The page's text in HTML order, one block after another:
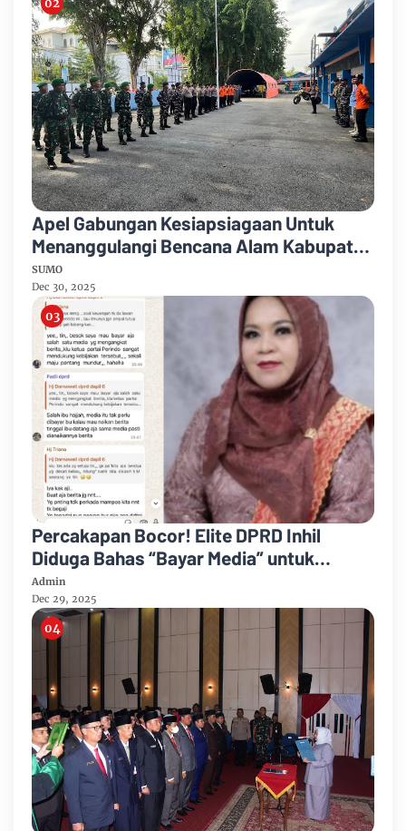
Apel Gabungan Kesiapsiagaan Untuk
Menanggulangi Bencana Alam Kabupaten
Bengkalis
SUMO
Dec 30, 2025
Percakapan Bocor! Elite DPRD Inhil
Diduga Bahas “Bayar Media” untuk
Dukung Kebijakan
Admin
Dec 29, 2025